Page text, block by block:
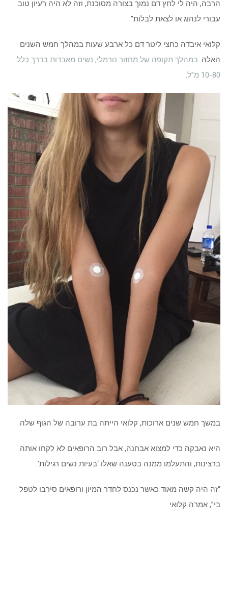
הרבה, היה לי לחץ דם נמוך בצורה מסוכנת, וזה לא היה רעיון טוב
עבורי לנהוג או לצאת לבלות”.
קלואי איבדה כחצי ליטר דם כל ארבע שעות במהלך חמש השנים
האלה. במהלך תקופה של מחזור נורמלי, נשים מאבדות בדרך כלל
10-80 מ”ל
.
במשך חמש שנים ארוכות, קלואי הייתה בת ערובה של הגוף שלה.
היא נאבקה כדי למצוא אבחנה, אבל רוב הרופאים לא לקחו אותה
ברצינות, והתעלמו ממנה בטענה שאלו ‘בעיות נשים רגילות’.
“זה היה קשה מאוד כאשר נכנס לחדר המיון ורופאים סירבו לטפל
בי”, אמרה קלואי.